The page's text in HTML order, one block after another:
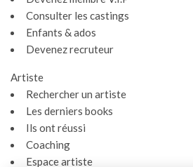
Consulter les castings
Enfants & ados
Devenez recruteur
Artiste
Rechercher un artiste
Les derniers books
Ils ont réussi
Coaching
Espace artiste